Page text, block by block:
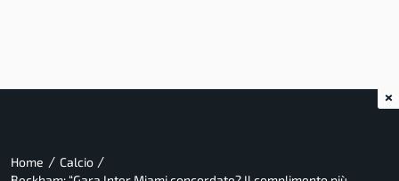
Home / Calcio /
×